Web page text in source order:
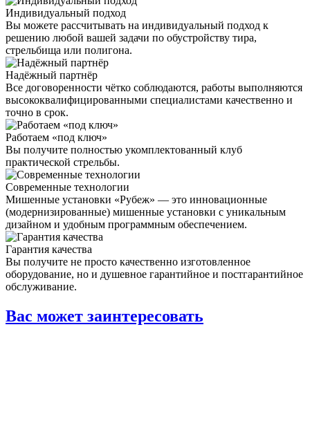
Индивидуальный подход
Вы можете рассчитывать на индивидуальный подход к
решению любой вашей задачи по обустройству тира,
стрельбища или полигона.
Надёжный партнёр
Все договоренности чётко соблюдаются, работы выполняются
высококвалифицированными специалистами качественно и
точно в срок.
Работаем «под ключ»
Вы получите полностью укомплектованный клуб
практической стрельбы.
Современные технологии
Мишенные установки «Рубеж» — это инновационные
(модернизированные) мишенные установки с уникальным
дизайном и удобным программным обеспечением.
Гарантия качества
Вы получите не просто качественно изготовленное
оборудование, но и душевное гарантийное и постгарантийное
обслуживание.
Вас может заинтересовать